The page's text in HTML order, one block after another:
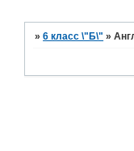
»6 класс \"Б\" »